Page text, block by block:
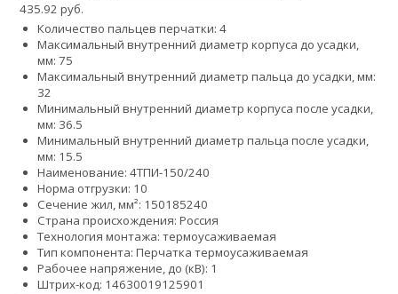
435.92 руб.
Количество пальцев перчатки: 4
Максимальный внутренний диаметр корпуса до усадки,
мм: 75
Максимальный внутренний диаметр пальца до усадки, мм:
32
Минимальный внутренний диаметр корпуса после усадки,
мм: 36.5
Минимальный внутренний диаметр пальца после усадки,
мм: 15.5
Наименование: 4ТПИ-150/240
Норма отгрузки: 10
Сечение жил, мм²: 150185240
Страна происхождения: Россия
Технология монтажа: термоусаживаемая
Тип компонента: Перчатка термоусаживаемая
Рабочее напряжение, до (кВ): 1
Штрих-код: 14630019125901